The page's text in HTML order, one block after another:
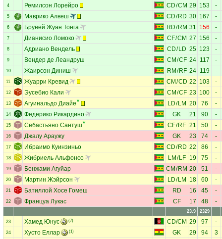
4 Ремилсон Лорейро CD/CM 29 153 -
5 Маврико Алвеш CD/ RD 30 167 -
6 Бруней Жуан Тонга RD/RM 31 156 -
7 Дианисио Ломоко CF/CM 27 156 -
8 Адриано Вендель CD/ LD 25 123 -
9 Вендер де Леандруш CM /CF 24 117 -
10 Жаирсон Диниш RM /RF 24 119 -
11 Жуарри Кревид CM /CD 22 103 -
12 Эусебио Кали CM /CF 23 100 -
13 Агуинальдо Диайе LD/LM 20 76 -
14 Федерико Рикардино GK 21 90 -
15 Себастьяно Сантуш CF/ RF 21 50 -
16 Джалу Араужу GK 23 74 -
17 Ибраимо Куинзиньо CD/ RD 22 86 -
18 Жибриель Альфонсо LM /LF 19 75 -
19 Бенжами Агуйар CM / RM 20 51 -
20 Мартин Жэйрсон LD/LM 18 60 -
21 Батиллой Хосе Гомеш RD 16 45 -
22 Француа Лукас CF 17 48 -
23.9 2329
23 Хамед Юнус (7) CD/CM 29 97 -
24 Хусто Еллар (1) GK 29 94 3